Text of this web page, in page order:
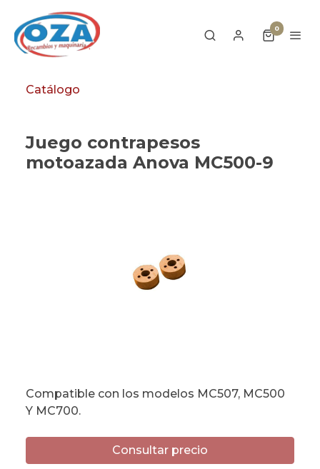
0
Catálogo
Juego contrapesos
motoazada Anova MC500-9
Compatible con los modelos MC507, MC500
Y MC700.
Consultar precio